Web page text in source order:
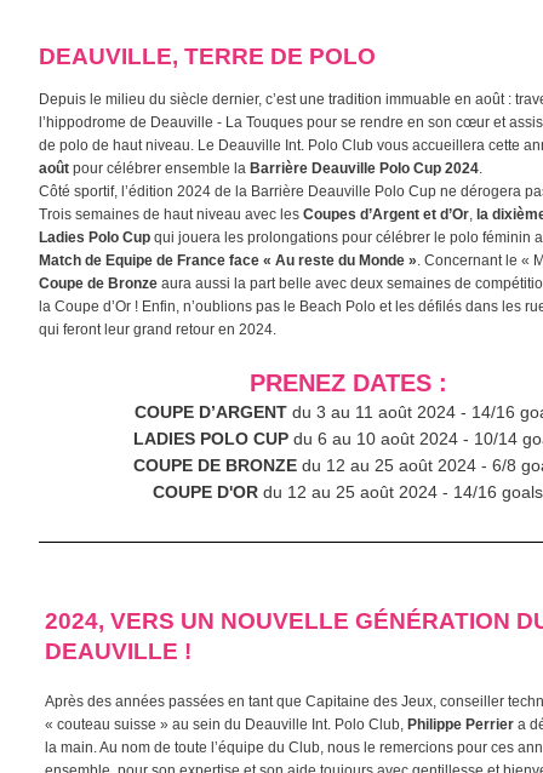
DEAUVILLE, TERRE DE POLO
Depuis le milieu du siècle dernier, c’est une tradition immuable en août :
l’hippodrome de Deauville - La Touques pour se rendre en son cœur et
de polo de haut niveau. Le Deauville Int. Polo Club vous accueillera cette
août pour célébrer ensemble la Barrière Deauville Polo Cup 2024
Côté sportif, l’édition 2024 de la Barrière Deauville Polo Cup ne dérogera
Trois semaines de haut niveau avec les Coupes d’Argent et d’Or la
Ladies Polo Cup qui jouera les prolongations pour célébrer le polo féminin
Match de Equipe de France face « Au reste du Monde » . Concernant le «
Coupe de Bronze aura aussi la part belle avec deux semaines de
la Coupe d’Or ! Enfin, n’oublions pas le Beach Polo et les défilés dans les
qui feront leur grand retour en 2024.
PRENEZ DATES :
COUPE D’ARGENT du 3 au 11 août 2024 - 14/16
LADIES POLO CUPdu 6 au 10 août 2024 - 10/14
COUPE DE BRONZE du 12 au 25 août 2024 - 6/8
COUPE D'OR du 12 au 25 août 2024 - 14/16 goals
2024, VERS UN NOUVELLE GÉNÉRATION
DEAUVILLE !
Après des années passées en tant que Capitaine des Jeux, conseiller
« couteau suisse » au sein du Deauville Int. Polo Club, Philippe Perrier a
la main. Au nom de toute l’équipe du Club, nous le remercions pour ces